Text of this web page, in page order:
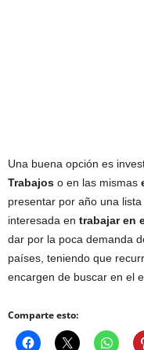
Una buena opción es
Trabajos o en las mismas
presentar por año una lista
interesada en trabajar en
dar por la poca demanda
países, teniendo que
encargen de buscar en el
Comparte esto: